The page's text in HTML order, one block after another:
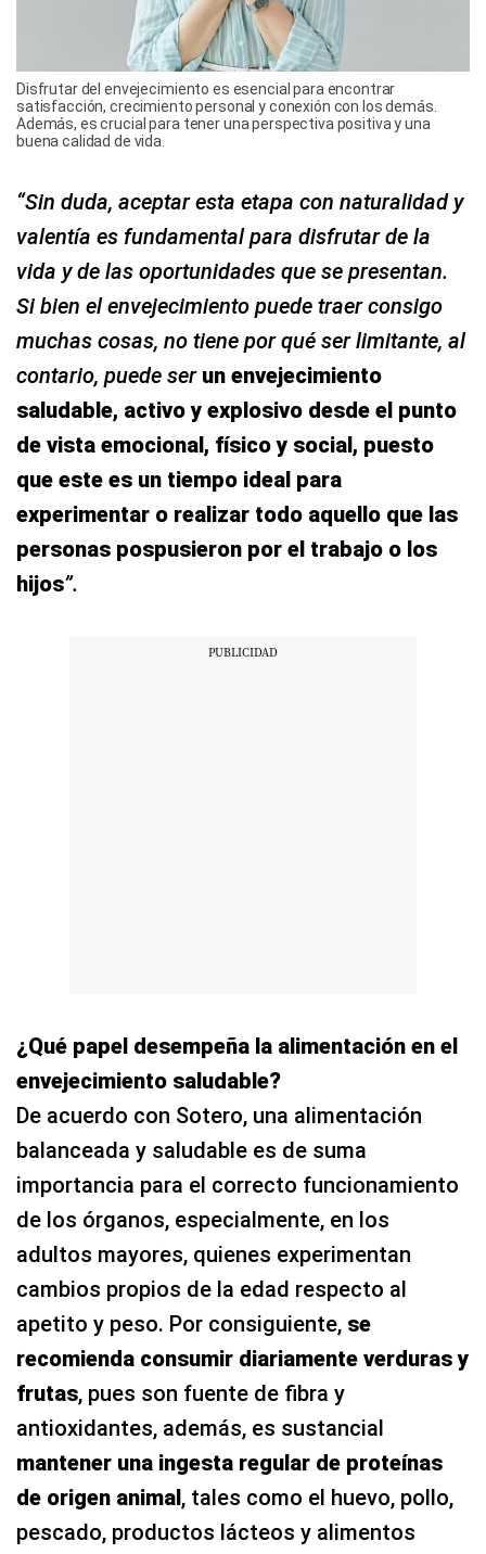
Disfrutar del envejecimiento es esencial para encontrar
satisfacción, crecimiento personal y conexión con los demás.
Además, es crucial para tener una perspectiva positiva y una
buena calidad de vida.
“Sin duda, aceptar esta etapa con naturalidad y
valentía es fundamental para disfrutar de la
vida y de las oportunidades que se presentan.
Si bien el envejecimiento puede traer consigo
muchas cosas, no tiene por qué ser limitante, al
contario, puede ser un envejecimiento
saludable, activo y explosivo desde el punto
de vista emocional, físico y social, puesto
que este es un tiempo ideal para
experimentar o realizar todo aquello que las
personas pospusieron por el trabajo o los
hijos”.
¿Qué papel desempeña la alimentación en el
envejecimiento saludable?
De acuerdo con Sotero, una alimentación
balanceada y saludable es de suma
importancia para el correcto funcionamiento
de los órganos, especialmente, en los
adultos mayores, quienes experimentan
cambios propios de la edad respecto al
apetito y peso. Por consiguiente, se
recomienda consumir diariamente verduras y
frutas, pues son fuente de fibra y
antioxidantes, además, es sustancial
mantener una ingesta regular de proteínas
de origen animal, tales como el huevo, pollo,
pescado, productos lácteos y alimentos